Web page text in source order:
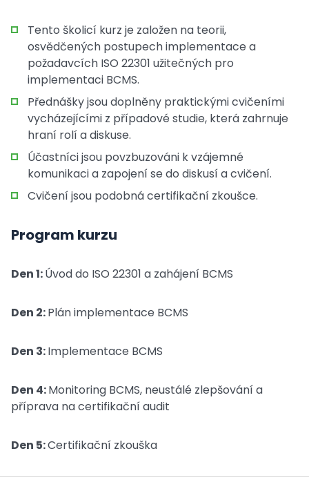
Tento školicí kurz je založen na teorii,
osvědčených postupech implementace a
požadavcích ISO 22301 užitečných pro
implementaci BCMS.
Přednášky jsou doplněny praktickými cvičeními
vycházejícími z případové studie, která zahrnuje
hraní rolí a diskuse.
Účastníci jsou povzbuzováni k vzájemné
komunikaci a zapojení se do diskusí a cvičení.
Cvičení jsou podobná certifikační zkoušce.
Program kurzu
Den 1:Úvod do ISO 22301 a zahájení BCMS
Den 2:Plán implementace BCMS
Den 3:Implementace BCMS
Den 4:Monitoring BCMS, neustálé zlepšování a
příprava na certifikační audit
Den 5:Certifikační zkouška